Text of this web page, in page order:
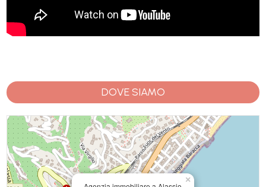
DOVE SIAMO
×